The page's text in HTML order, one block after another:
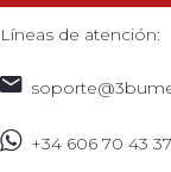
Líneas de atención:
+34 606 70 43 37